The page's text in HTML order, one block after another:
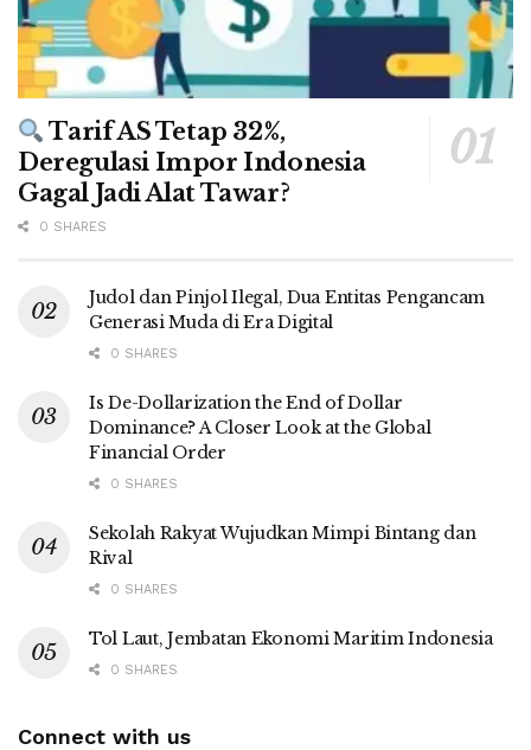
Tarif AS Tetap 32%,
Deregulasi Impor Indonesia
Gagal Jadi Alat Tawar?
0 SHARES
Judol dan Pinjol Ilegal, Dua Entitas Pengancam
Generasi Muda di Era Digital
0 SHARES
Is De-Dollarization the End of Dollar
Dominance? A Closer Look at the Global
Financial Order
0 SHARES
Sekolah Rakyat Wujudkan Mimpi Bintang dan
Rival
0 SHARES
Tol Laut, Jembatan Ekonomi Maritim Indonesia
0 SHARES
Connect with us